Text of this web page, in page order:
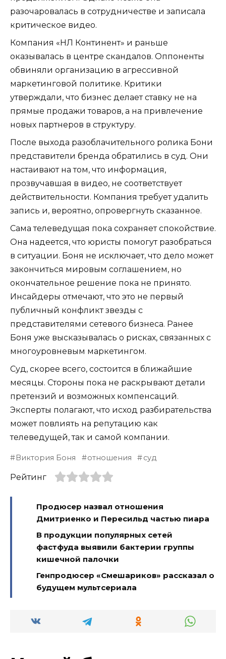
разочаровалась в сотрудничестве и записала
критическое видео.
Компания «НЛ Континент» и раньше
оказывалась в центре скандалов. Оппоненты
обвиняли организацию в агрессивной
маркетинговой политике. Критики
утверждали, что бизнес делает ставку не на
прямые продажи товаров, а на привлечение
новых партнеров в структуру.
После выхода разоблачительного ролика Бони
представители бренда обратились в суд. Они
настаивают на том, что информация,
прозвучавшая в видео, не соответствует
действительности. Компания требует удалить
запись и, вероятно, опровергнуть сказанное.
Сама телеведущая пока сохраняет спокойствие.
Она надеется, что юристы помогут разобраться
в ситуации. Боня не исключает, что дело может
закончиться мировым соглашением, но
окончательное решение пока не принято.
Инсайдеры отмечают, что это не первый
публичный конфликт звезды с
представителями сетевого бизнеса. Ранее
Боня уже высказывалась о рисках, связанных с
многоуровневым маркетингом.
Суд, скорее всего, состоится в ближайшие
месяцы. Стороны пока не раскрывают детали
претензий и возможных компенсаций.
Эксперты полагают, что исход разбирательства
может повлиять на репутацию как
телеведущей, так и самой компании.
Виктория Боня отношения суд
Рейтинг
Продюсер назвал отношения
Дмитриенко и Пересильд частью пиара
В продукции популярных сетей
фастфуда выявили бактерии группы
кишечной палочки
Генпродюсер «Смешариков» рассказал о
будущем мультсериала